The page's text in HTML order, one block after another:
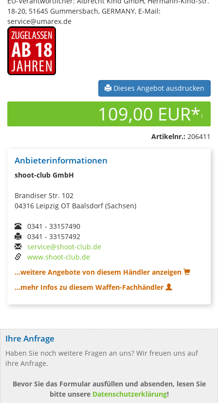
18-20, 51645 Gummersbach, GERMANY, E-Mail:
service@umarex.de
Dieses Angebot ausdrucken
109,00 EUR*1
Artikelnr.: 206411
Anbieterinformationen
shoot-club GmbH
Brandiser Str. 102
04316 Leipzig OT Baalsdorf (Sachsen)
0341 - 33157490
0341 - 33157492
service@shoot-club.de
www.shoot-club.de
...weitere Angebote von diesem Händler anzeigen
...mehr Infos zu diesem Waffen-Fachhändler
Ihre Anfrage
Haben Sie noch weitere Fragen an uns? Wir freuen uns auf
ihre Anfrage.
Bevor Sie das Formular ausfüllen und absenden, lesen Sie
bitte unsere Datenschutzerklärung!